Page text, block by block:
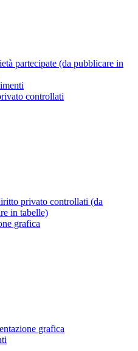
partecipate (da pubblicare in
controllati
privato controllati (da
in tabelle)
grafica
grafica